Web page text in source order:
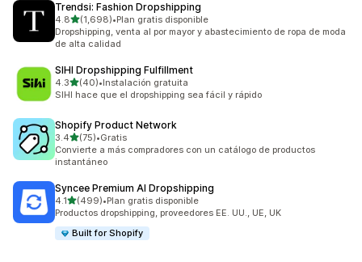
Trendsi: Fashion Dropshipping
4.8de 5 estrellas
(1,698)
1698 reseñas en total
•Plan gratis disponible
Dropshipping, venta al por mayor y abastecimiento de ropa de moda
de alta calidad
SIHI Dropshipping Fulfillment
4.3de 5 estrellas
(40)
40 reseñas en total
•Instalación gratuita
SIHI hace que el dropshipping sea fácil y rápido
Shopify Product Network
3.4de 5 estrellas
(75)
75 reseñas en total
•Gratis
Convierte a más compradores con un catálogo de productos
instantáneo
Syncee Premium AI Dropshipping
4.1de 5 estrellas
(499)
499 reseñas en total
•Plan gratis disponible
Productos dropshipping, proveedores EE. UU., UE, UK
Built for Shopify